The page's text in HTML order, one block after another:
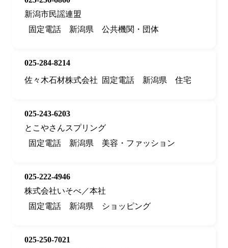
新潟市民謡連盟
固定電話
新潟県 公共機関・団体
025-284-8214
佐々木石材株式会社
固定電話 新潟県 住宅
025-243-6203
とこやさんスプリング
固定電話
新潟県 美容・ファッション
025-222-4946
株式会社いそべ／本社
固定電話
新潟県 ショッピング
025-250-7021